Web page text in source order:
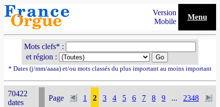
Version
Mobile
Menu
Mots clefs* :
et région :
* Dates (j/mm/aaaa) et/ou mots classés du plus important au moins important
70422
dates
Page 1 2 3 4 5 6 7 8 9 ... 2348